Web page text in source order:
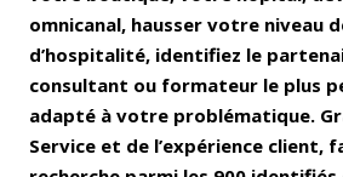
omnicanal, hausser votre niveau
d’hospitalité, identifiez le
consultant ou formateur le plus
adapté à votre problématique.
Service et de l’expérience client,